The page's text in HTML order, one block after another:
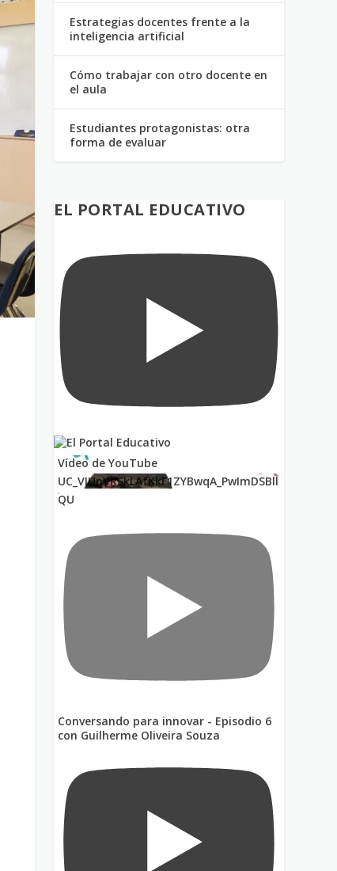
Estrategias docentes frente a la
inteligencia artificial
Cómo trabajar con otro docente en
el aula
Estudiantes protagonistas: otra
forma de evaluar
EL PORTAL EDUCATIVO
Vídeo de YouTube
UC_VIUnVRSkLAfKkF1ZYBwqA_PwImDSBll
QU
Conversando para innovar - Episodio 6
con Guilherme Oliveira Souza